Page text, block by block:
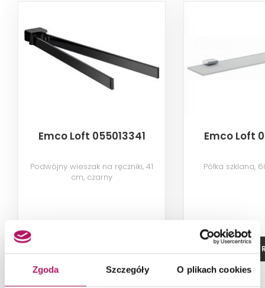
Zgoda Szczegóły O plikach cookies
Emco Loft 055013341
Podwójny wieszak na ręczniki, 41
cm, czarny
Emco Loft
Półka szklana,
ZOBACZ